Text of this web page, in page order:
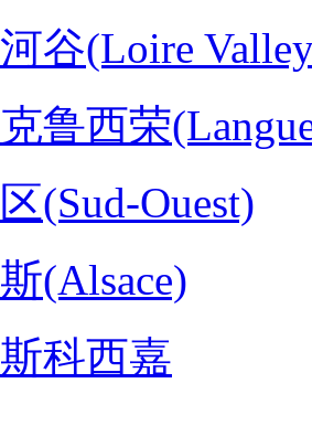
谷(Loire
鲁西荣
(Sud-Ouest)
(Alsace)
科西嘉